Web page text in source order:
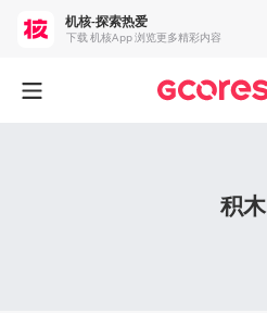
积木
机核-探索热爱
下载 机核App 浏览更多精彩内容